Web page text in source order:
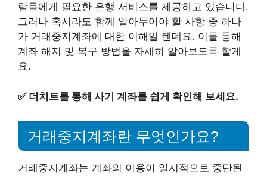
람들에게 필요한 은행 서비스를 제공하고 있습니다.
그러나 혹시라도 함께 알아두어야 할 사항 중 하나
가 거래중지계좌에 대한 이해일 텐데요. 이를 통해
계좌 해지 및 복구 방법을 자세히 알아보도록 할게
요.
✅ 더치트를 통해 사기 계좌를 쉽게 확인해 보세요.
거래중지계좌란 무엇인가요?
거래중지계좌는 계좌의 이용이 일시적으로 중단된